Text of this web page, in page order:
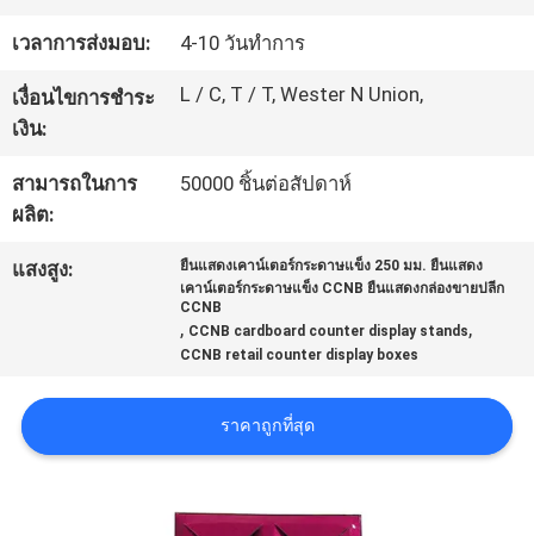
โรงงาน
ควบคุม
คุณภาพ
ติดต่อ
ขอ
เวลาการส่งมอบ: 4-10 วันทำการ
เงื่อนไขการชำระ
เงิน:
L / C, T / T, Wester N Union,
สามารถในการ
ผลิต:
50000 ชิ้นต่อสัปดาห์
แสงสูง:
ยืนแสดงเคาน์เตอร์กระดาษแข็ง 250 มม. ยืนแสดง
เคาน์เตอร์กระดาษแข็ง CCNB ยืนแสดงกล่องขายปลีก
CCNB
, CCNB cardboard counter display stands,
CCNB retail counter display boxes
ราคาถูกที่สุด